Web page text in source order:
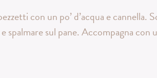
con un po’ d’acqua e
spalmare sul pane. Accompagna con